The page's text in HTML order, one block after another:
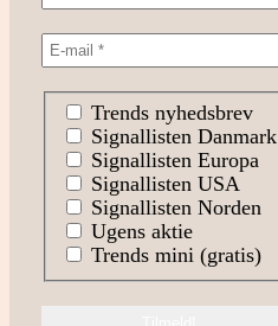
Trends nyhedsbrev
Signallisten Danmark
Signallisten Europa
Signallisten USA
Signallisten Norden
Ugens aktie
Trends mini (gratis)